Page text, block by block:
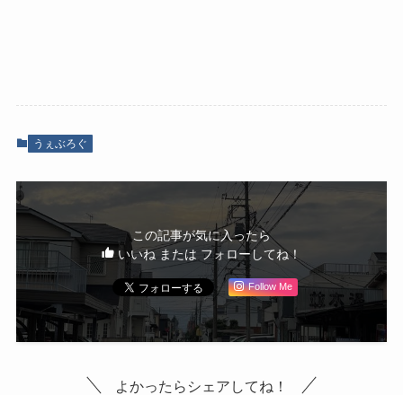
うぇぶろぐ
この記事が気に入ったら
いいね または フォローしてね！
Follow Me
よかったらシェアしてね！